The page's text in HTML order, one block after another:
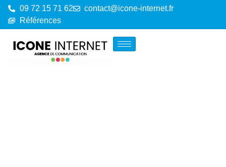
09 72 15 71 62
contact@icone-internet.fr
Références